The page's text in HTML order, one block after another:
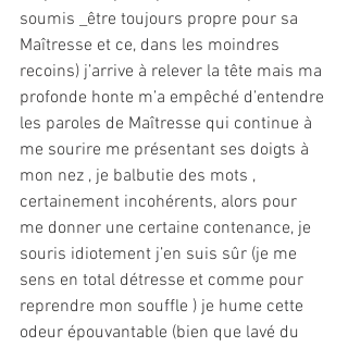
soumis _être toujours propre pour sa
Maîtresse et ce, dans les moindres
recoins) j’arrive à relever la tête mais ma
profonde honte m’a empêché d’entendre
les paroles de Maîtresse qui continue à
me sourire me présentant ses doigts à
mon nez , je balbutie des mots ,
certainement incohérents, alors pour
me donner une certaine contenance, je
souris idiotement j’en suis sûr (je me
sens en total détresse et comme pour
reprendre mon souffle ) je hume cette
odeur épouvantable (bien que lavé du